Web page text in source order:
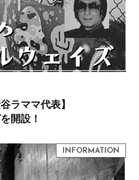
ラママ代表】
開設！